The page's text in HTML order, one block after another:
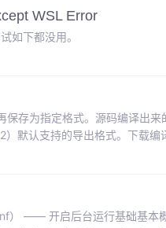
WSL Error
如下都没用。
存为指定格式。源码编译出
默认支持的导出格式。下载编
） —— 开启后台运行基础基